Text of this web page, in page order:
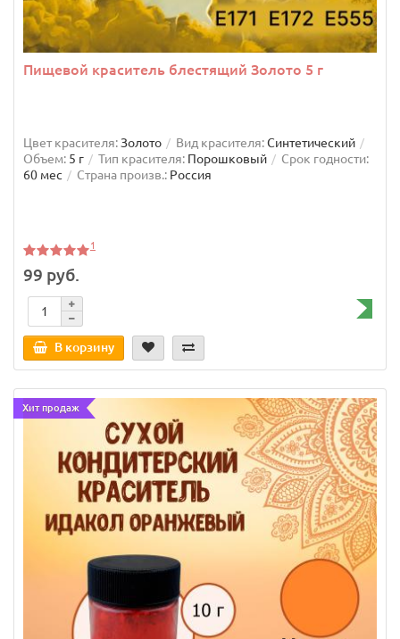
Пищевой краситель блестящий Золото 5 г
Цвет красителя:Золото Вид красителя:Синтетический
Объем: 5 г Тип красителя: Порошковый
Срок годности:
60 мес
Страна произв.: Россия
1
99 руб.
В корзину
Хит продаж